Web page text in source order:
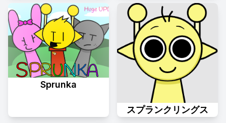
Sprunka
スプランクリングス